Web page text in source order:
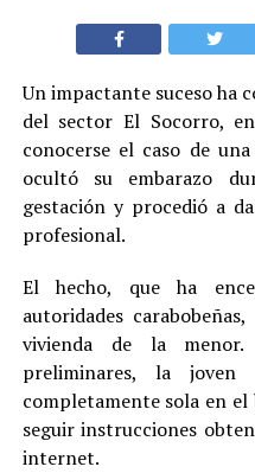
Un impactante suceso ha
del sector El Socorro,
conocerse el caso de
ocultó su embarazo
gestación y procedió a
profesional.
El hecho, que ha
autoridades
vivienda de la menor.
preliminares, la joven
completamente sola en
seguir instrucciones
internet.